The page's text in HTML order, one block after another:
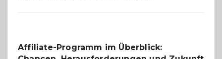
Affiliate-Programm im Überblick: